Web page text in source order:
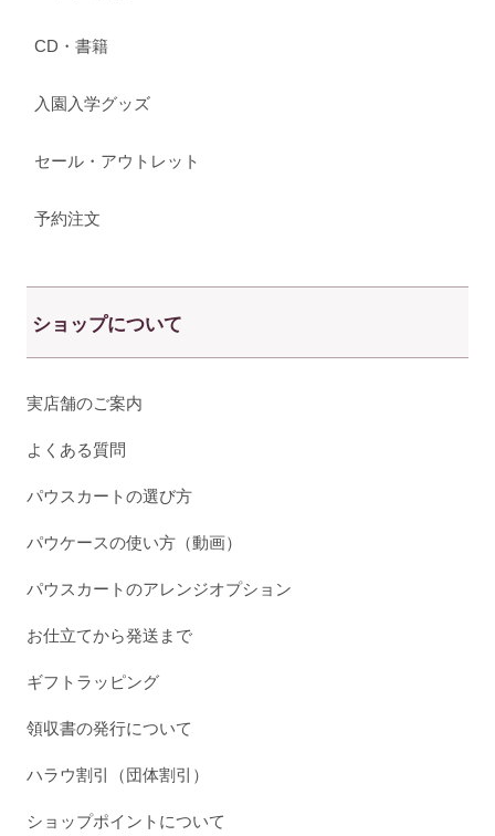
CD・書籍
入園入学グッズ
セール・アウトレット
予約注文
ショップについて
実店舗のご案内
よくある質問
パウスカートの選び方
パウケースの使い方（動画）
パウスカートのアレンジオプション
お仕立てから発送まで
ギフトラッピング
領収書の発行について
ハラウ割引（団体割引）
ショップポイントについて